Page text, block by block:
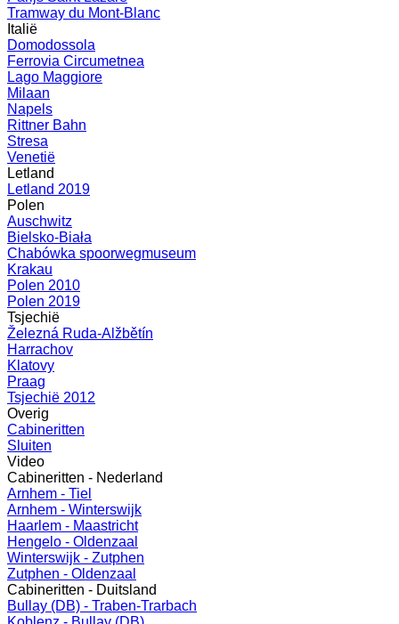
Tramway du Mont-Blanc
Italië
Domodossola
Ferrovia Circumetnea
Lago Maggiore
Milaan
Napels
Rittner Bahn
Stresa
Venetië
Letland
Letland 2019
Polen
Auschwitz
Bielsko-Biała
Chabówka spoorwegmuseum
Krakau
Polen 2010
Polen 2019
Tsjechië
Železná Ruda-Alžbětín
Harrachov
Klatovy
Praag
Tsjechië 2012
Overig
Cabineritten
Sluiten
Video
Cabineritten - Nederland
Arnhem - Tiel
Arnhem - Winterswijk
Haarlem - Maastricht
Hengelo - Oldenzaal
Winterswijk - Zutphen
Zutphen - Oldenzaal
Cabineritten - Duitsland
Bullay (DB) - Traben-Trarbach